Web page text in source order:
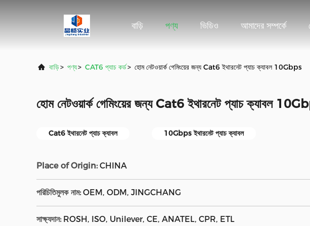
বাড়ি পণ্য ভিডিও আমাদের সম্পর্কে
বাড়ি> পণ্য> CAT6 প্যাচ কর্ড> হোম নেটওয়ার্ক গেমিংয়ের জন্য Cat6 ইথারনেট প্যাচ ক্যাবল 10Gbps
হোম নেটওয়ার্ক গেমিংয়ের জন্য Cat6 ইথারনেট প্যাচ ক্যাবল
Cat6 ইথারনেট প্যাচ ক্যাবল 10Gbps ইথারনেট প্যাচ ক্যাবল
Place of Origin: CHINA
পরিচিতিমুলক নাম: OEM, ODM, JINGCHANG
সাক্ষ্যদান: ROSH, ISO, Unilever, CE, ANATEL, CPR, ETL